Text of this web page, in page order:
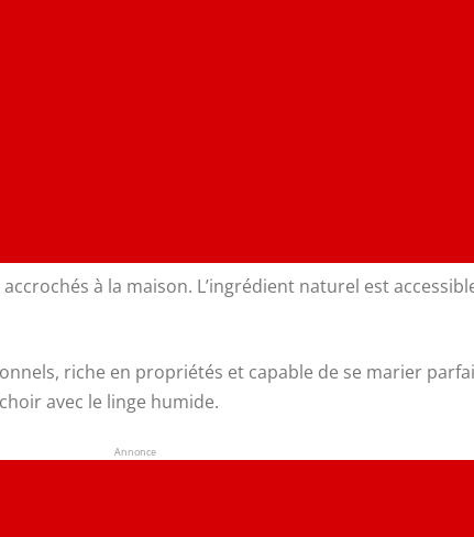
à la maison. L’ingrédient naturel est
riche en propriétés et capable de se marier
avec le linge humide.
Annonce